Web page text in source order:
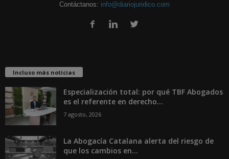
Contáctanos: info@diariojuridico.com
Incluso más noticias
Especialización total: por qué TBF Abogados
es el referente en derecho...
7 agosto, 2026
La Abogacía Catalana alerta del riesgo de
que los cambios en...